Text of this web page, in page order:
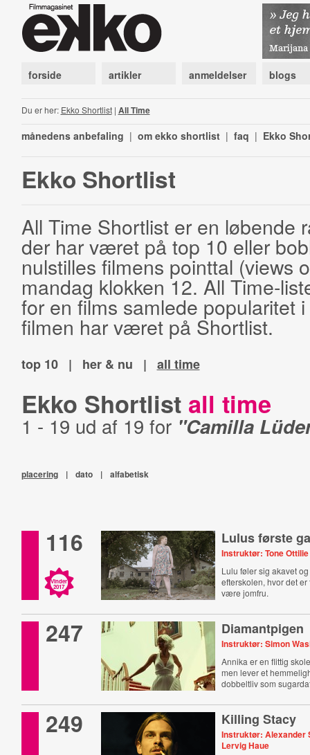
forside artikler anmeldelser blogs
Du er her: Ekko Shortlist| All Time
månedens anbefaling | om ekko shortlist | faq | Ekko
Ekko Shortlist
All Time Shortlist er en løbende
der har været på top 10 eller
nulstilles filmens pointtal (views
mandag klokken 12. All Time-
for en films samlede popularitet
filmen har været på Shortlist.
top 10 | her & nu | all time
Ekko Shortlist all time
1 - 19 ud af 19 for "Camilla
placering | dato | alfabetisk
116
Vinder
2017
Lulus første
Instruktør: Tone Ottilie
Lulu føler sig akavet
efterskolen, hvor det
være jomfru.
247 Diamantpigen
Instruktør: Simon
Annika er en flittig
men lever et
dobbeltliv som
249 Killing Stacy
Instruktør: Alexander
Lervig Haue